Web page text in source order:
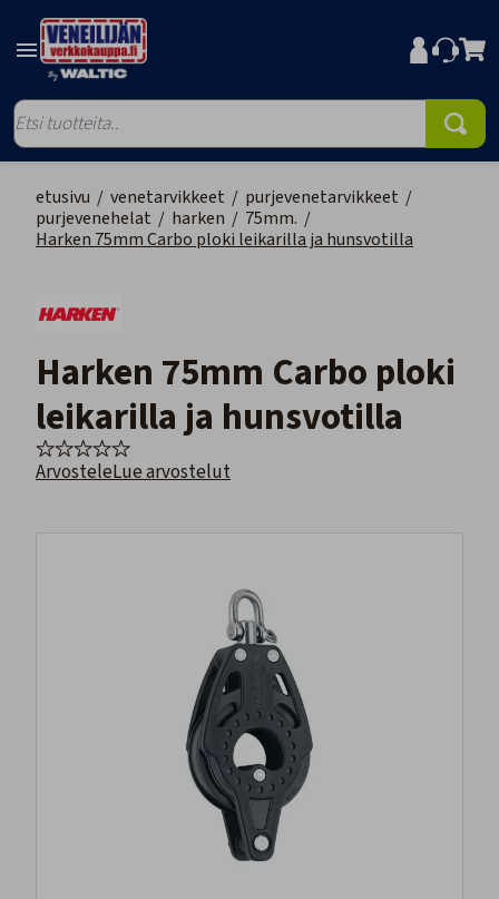
etusivu / venetarvikkeet / purjevenetarvikkeet /
purjevenehelat / harken / 75mm. /
Harken 75mm Carbo ploki leikarilla ja hunsvotilla
Harken 75mm Carbo ploki
leikarilla ja hunsvotilla
ArvosteleLue arvostelut